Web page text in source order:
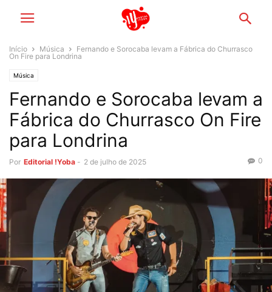
Início Música
Fernando e Sorocaba levam a Fábrica do Churrasco
On Fire para Londrina
Música
Fernando e Sorocaba levam a
Fábrica do Churrasco On Fire
para Londrina
Por Editorial !Yoba - 2 de julho de 2025 0